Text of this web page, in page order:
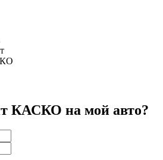
КАСКО на мой авто?